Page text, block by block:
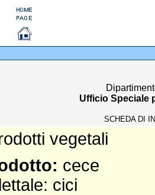
Ufficio Speciale
SCHEDA DI
vegetali
cece
cici